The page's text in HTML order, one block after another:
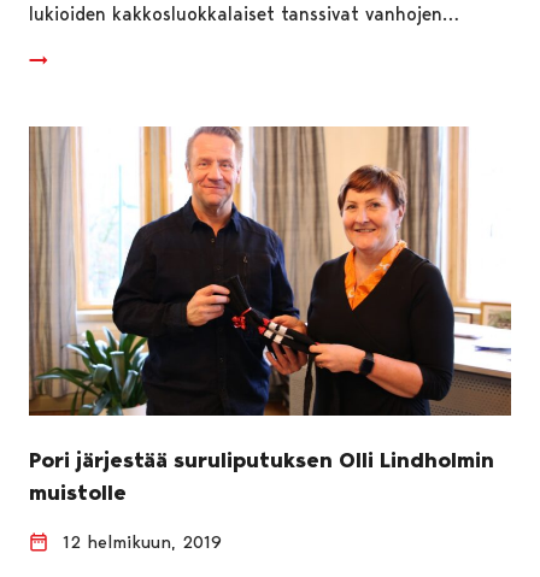
lukioiden kakkosluokkalaiset tanssivat vanhojen…
Pori järjestää suruliputuksen Olli Lindholmin
muistolle
12 helmikuun, 2019